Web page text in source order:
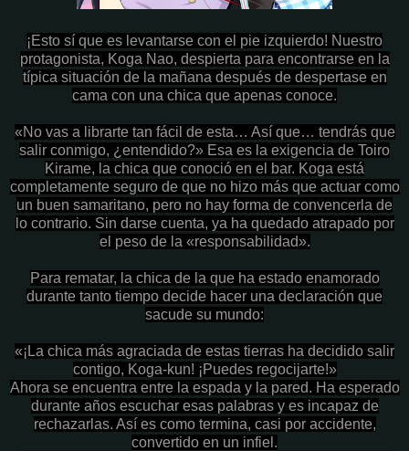
¡Esto sí que es levantarse con el pie izquierdo! Nuestro
protagonista, Koga Nao, despierta para encontrarse en la
típica situación de la mañana después de despertase en
cama con una chica que apenas conoce.
«No vas a librarte tan fácil de esta… Así que… tendrás que
salir conmigo, ¿entendido?» Esa es la exigencia de Toiro
Kirame, la chica que conoció en el bar. Koga está
completamente seguro de que no hizo más que actuar como
un buen samaritano, pero no hay forma de convencerla de
lo contrario. Sin darse cuenta, ya ha quedado atrapado por
el peso de la «responsabilidad».
Para rematar, la chica de la que ha estado enamorado
durante tanto tiempo decide hacer una declaración que
sacude su mundo:
«¡La chica más agraciada de estas tierras ha decidido salir
contigo, Koga-kun! ¡Puedes regocijarte!»
Ahora se encuentra entre la espada y la pared. Ha esperado
durante años escuchar esas palabras y es incapaz de
rechazarlas. Así es como termina, casi por accidente,
convertido en un infiel.